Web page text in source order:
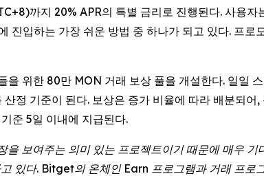
까지 20% APR의 특별 금리로 진행된다. 사용
입하는 가장 쉬운 방법 중 하나가 되고 있다. 프로
위한 80만 MON 거래 보상 풀을 개설한다. 일일
정 기준이 된다. 보상은 증가 비율에 따라 배분되어,
준 5일 이내에 지급된다.
을 보여주는 의미 있는 프로젝트이기 때문에 매우 기
있다. Bitget의 온체인 Earn 프로그램과 거래 프로